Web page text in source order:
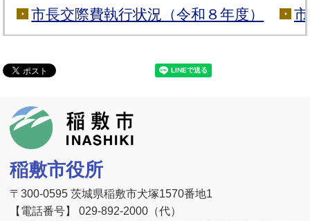
市長交際費執行状況（令和８年度）
稲敷市役所
〒300-0595 茨城県稲敷市犬塚1570番地1
【電話番号】 029-892-2000（代）